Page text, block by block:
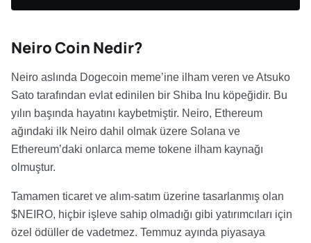
Neiro Coin Nedir?
Neiro aslında Dogecoin meme’ine ilham veren ve Atsuko
Sato tarafından evlat edinilen bir Shiba Inu köpeğidir. Bu
yılın başında hayatını kaybetmiştir. Neiro, Ethereum
ağındaki ilk Neiro dahil olmak üzere Solana ve
Ethereum’daki onlarca meme tokene ilham kaynağı
olmuştur.
Tamamen ticaret ve alım-satım üzerine tasarlanmış olan
$NEIRO, hiçbir işleve sahip olmadığı gibi yatırımcıları için
özel ödüller de vadetmez. Temmuz ayında piyasaya